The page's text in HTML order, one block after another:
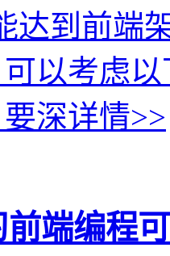
达到前端
以考虑
深详情>>
端编程